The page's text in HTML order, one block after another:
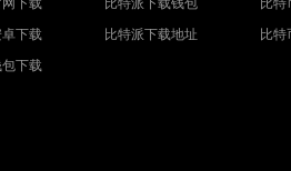
下载
下载
比特派下载地址
比特